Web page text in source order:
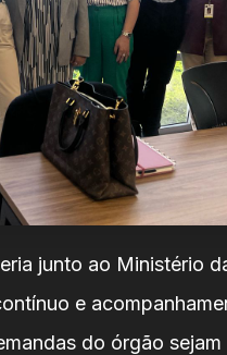
junto ao Ministério
e
do órgão